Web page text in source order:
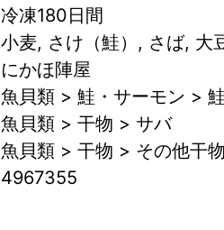
冷凍180日間
小麦, さけ（鮭）, さば, 大
にかほ陣屋
魚貝類 > 鮭・サーモン > 鮭
魚貝類 > 干物 > サバ
魚貝類 > 干物 > その他干物
4967355